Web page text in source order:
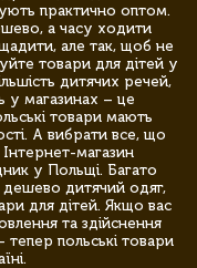
практично оптом.
а часу ходити
але так, щоб не
товари для дітей у
дитячих речей,
у магазинах – це
товари мають
А вибрати все, що
магазин
у Польщі. Багато
дитячий одяг,
для дітей. Якщо вас
та здійснення
польські товари